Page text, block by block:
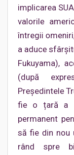
implicarea
valorile
întregii
a aduce
Fukuyama),
(după
Președintele
fie o țară a
permanent
să fie din nou
rând spre